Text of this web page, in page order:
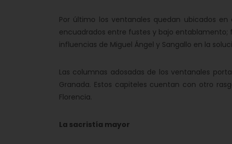
Por último los ventanales quedan ubicados
encuadrados entre fustes y bajo entablamento;
influencias de Miguel Ángel y Sangallo en la
Las columnas adosadas de los ventanales
Granada. Estos capiteles cuentan con otro
Florencia.
La sacristía mayor